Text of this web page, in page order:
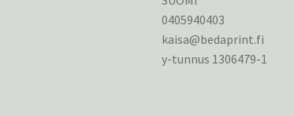
0405940403
kaisa@bedaprint.fi
y-tunnus 1306479-1